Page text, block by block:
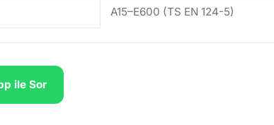
A15–E600 (TS EN 124-5)
ile Sor